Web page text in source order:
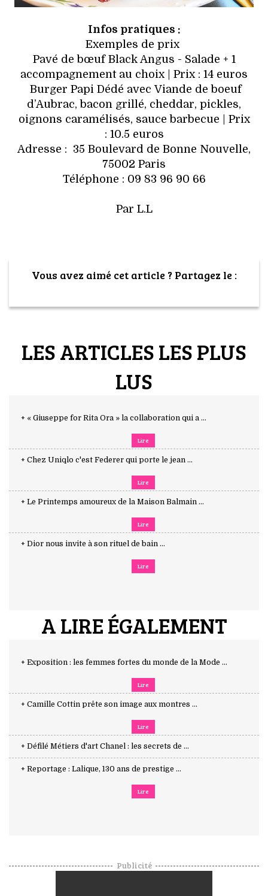
Infos pratiques :
Exemples de prix
Pavé de bœuf Black Angus - Salade + 1
accompagnement au choix | Prix : 14 euros
Burger Papi Dédé avec Viande de boeuf
d’Aubrac, bacon grillé, cheddar, pickles,
oignons caramélisés, sauce barbecue | Prix
: 10.5 euros
Adresse : 35 Boulevard de Bonne Nouvelle,
75002 Paris
Téléphone : 09 83 96 90 66
Par L.L
Vous avez aimé cet article ? Partagez le :
LES ARTICLES LES PLUS
LUS
+ « Giuseppe for Rita Ora » la collaboration qui a ...
Lire
+ Chez Uniqlo c'est Federer qui porte le jean ...
Lire
+ Le Printemps amoureux de la Maison Balmain ...
Lire
+ Dior nous invite à son rituel de bain ...
Lire
A LIRE ÉGALEMENT
+ Exposition : les femmes fortes du monde de la Mode ...
Lire
+ Camille Cottin prête son image aux montres ...
Lire
+ Défilé Métiers d'art Chanel : les secrets de ...
+ Reportage : Lalique, 130 ans de prestige ...
Lire
Publicité